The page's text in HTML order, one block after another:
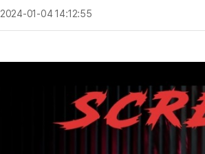
2024-01-04 14:12:55